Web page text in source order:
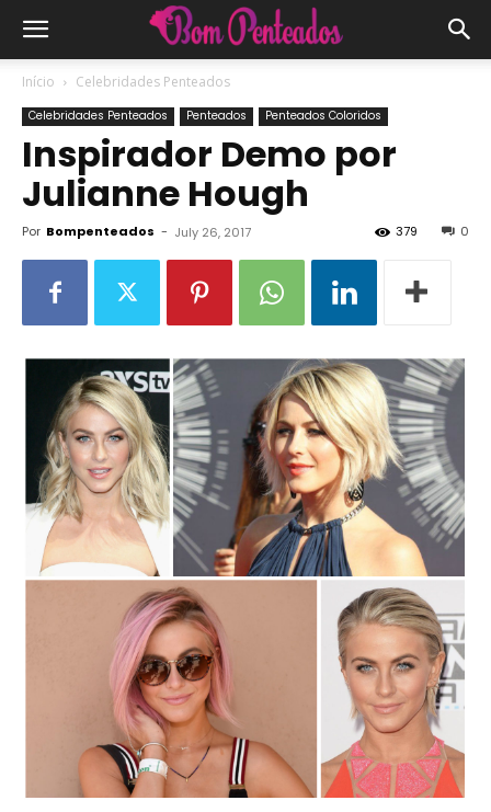
Início Celebridades Penteados
Celebridades Penteados Penteados Penteados Coloridos
Inspirador Demo por
Julianne Hough
Por Bompenteados - July 26, 2017 0
379